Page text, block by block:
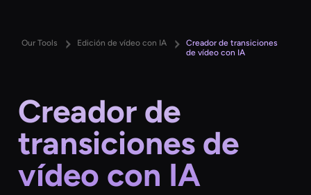
Our Tools Edición de vídeo con IA
Creador de transiciones
de vídeo con IA
Creador de
transiciones de
vídeo con IA